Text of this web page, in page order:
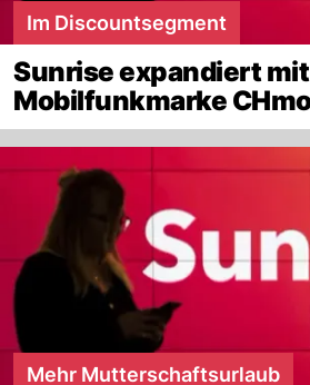
Im Discountsegment
Sunrise expandiert mit
Mobilfunkmarke
Mehr Mutterschaftsurlaub